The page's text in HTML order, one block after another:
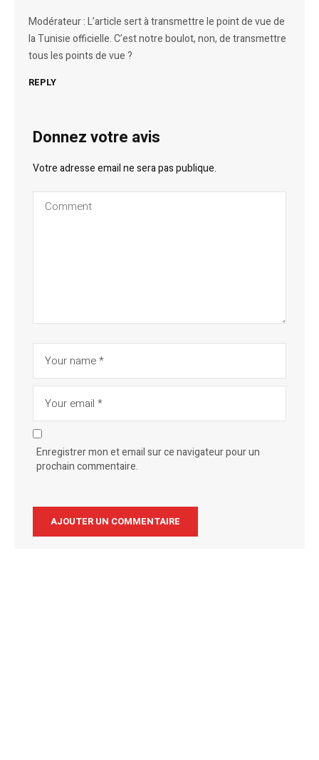
Modérateur : L’article sert à transmettre le point de vue de
la Tunisie officielle. C’est notre boulot, non, de transmettre
tous les points de vue ?
REPLY
Donnez votre avis
Votre adresse email ne sera pas publique.
Enregistrer mon et email sur ce navigateur pour un
prochain commentaire.